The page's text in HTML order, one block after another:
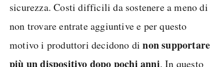
sicurezza. Costi difficili da sostenere a meno di
non trovare entrate aggiuntive e per questo
motivo i produttori decidono dinon supportare
più un dispositivo dopo pochi anni. In questo